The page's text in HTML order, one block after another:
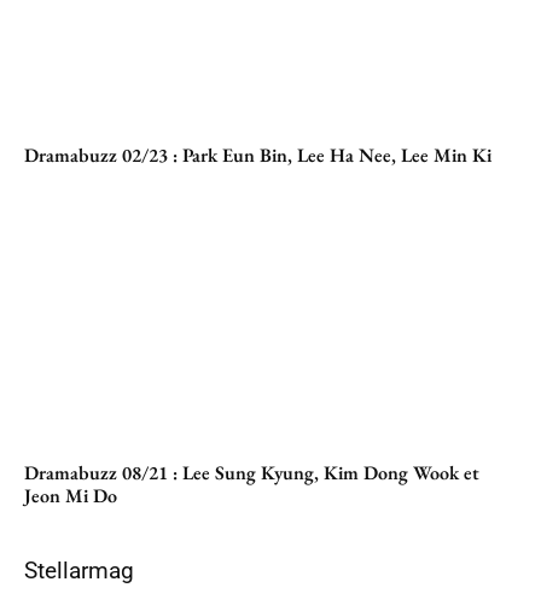
Dramabuzz 02/23 : Park Eun Bin, Lee Ha Nee, Lee Min Ki
Dramabuzz 08/21 : Lee Sung Kyung, Kim Dong Wook et
Jeon Mi Do
Stellarmag